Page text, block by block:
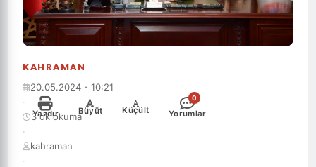
KAHRAMAN
20.05.2024 - 10:21
·
3 dk okuma
·
kahraman
·
Yazdır
+
Büyüt
-
Küçült
0
Yorumlar